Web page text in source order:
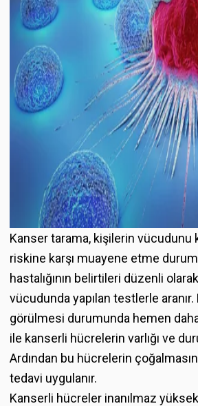
Kanser tarama, kişilerin vücudunu
riskine karşı muayene etme
hastalığının belirtileri düzenli
vücudunda yapılan testlerle
görülmesi durumunda hemen
ile kanserli hücrelerin varlığı ve
Ardından bu hücrelerin
tedavi uygulanır.
Kanserli hücreler inanılmaz